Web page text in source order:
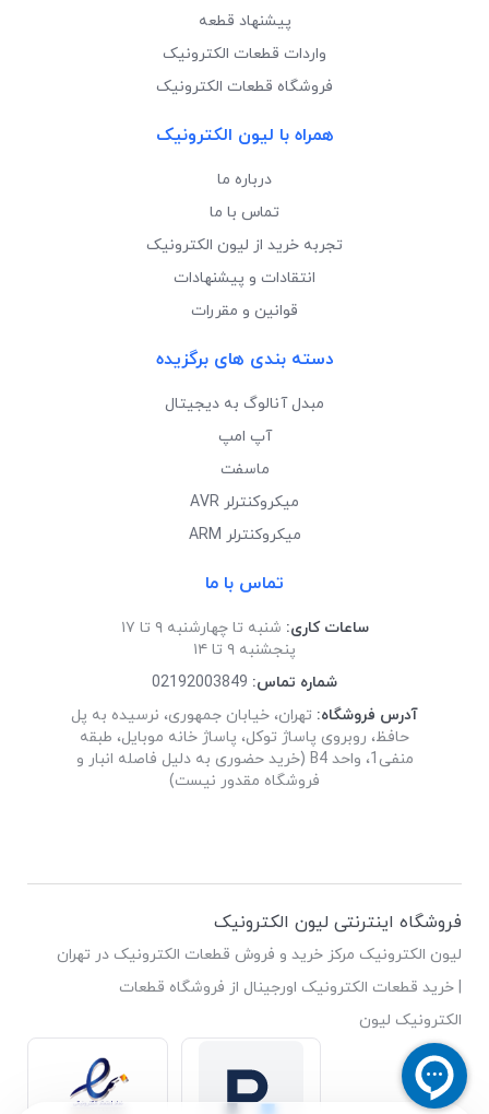
پیشنهاد قطعه
واردات قطعات الکترونیک
فروشگاه قطعات الکترونیک
همراه با لیون الکترونیک
درباره ما
تماس با ما
تجربه خرید از لیون الکترونیک
انتقادات و پیشنهادات
قوانین و مقررات
دسته بندی های برگزیده
مبدل آنالوگ به دیجیتال
آپ امپ
ماسفت
میکروکنترلر AVR
میکروکنترلر ARM
تماس با ما
ساعات کاری: شنبه تا چهارشنبه ۹ تا ۱۷
پنجشنبه ۹ تا ۱۴
شماره تماس: 02192003849
آدرس فروشگاه: تهران، خیابان جمهوری، نرسیده به پل
حافظ، روبروی پاساژ توکل، پاساژ خانه موبایل، طبقه
منفی1، واحد B4 (خرید حضوری به دلیل فاصله انبار و
فروشگاه مقدور نیست)
فروشگاه اینترنتی لیون الکترونیک
لیون الکترونیک مرکز خرید و فروش قطعات الکترونیک در تهران
| خرید قطعات الکترونیک اورجینال از فروشگاه قطعات
الکترونیک لیون